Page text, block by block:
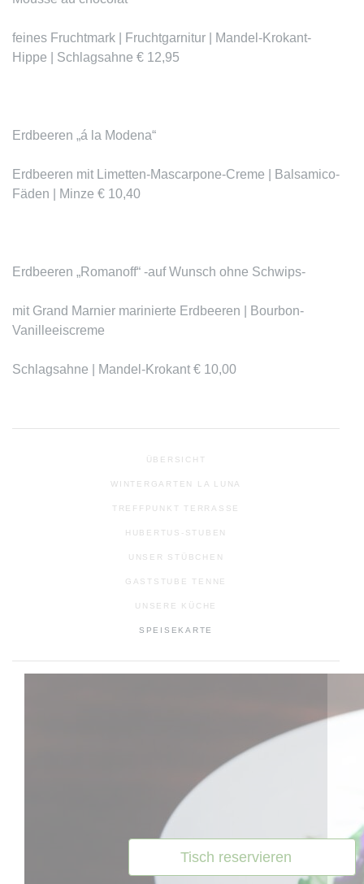
feines Fruchtmark | Fruchtgarnitur | Mandel-Krokant-
Hippe | Schlagsahne € 12,95
Erdbeeren „á la Modena“
Erdbeeren mit Limetten-Mascarpone-Creme | Balsamico-
Fäden | Minze € 10,40
Erdbeeren „Romanoff“ -auf Wunsch ohne Schwips-
mit Grand Marnier marinierte Erdbeeren | Bourbon-
Vanilleeiscreme
Schlagsahne | Mandel-Krokant € 10,00
ÜBERSICHT
WINTERGARTEN LA LUNA
TREFFPUNKT TERRASSE
HUBERTUS-STUBEN
UNSER STÜBCHEN
GASTSTUBE TENNE
UNSERE KÜCHE
SPEISEKARTE
Tisch reservieren